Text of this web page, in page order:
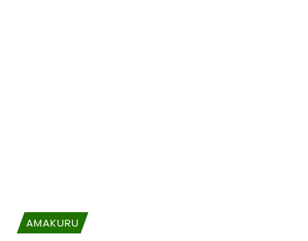
AMAKURU